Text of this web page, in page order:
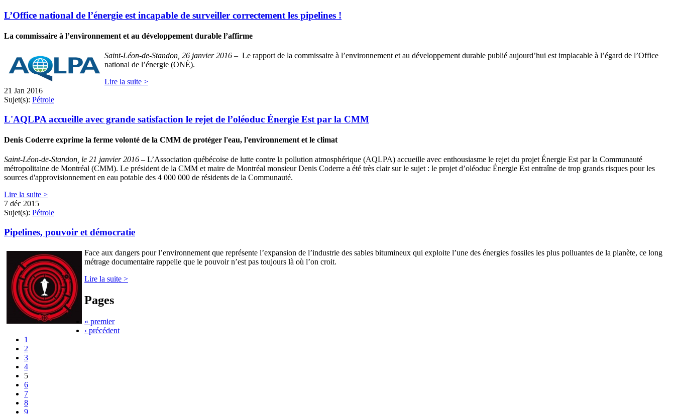
L’Office national de l’énergie est incapable de surveiller correctement les pipelines !
La commissaire à l’environnement et au développement durable l’affirme
Saint-Léon-de-Standon, 26 janvier 2016 – Le rapport de la commissaire à l’environnement et au développement durable publié aujourd’hui est implacable à l’égard de l’Office
national de l’énergie (ONÉ).
Lire la suite >
21 Jan 2016
Sujet(s): Pétrole
L'AQLPA accueille avec grande satisfaction le rejet de l’oléoduc Énergie Est par la CMM
Denis Coderre exprime la ferme volonté de la CMM de protéger l'eau, l'environnement et le climat
Saint-Léon-de-Standon, le 21 janvier 2016 – L’Association québécoise de lutte contre la pollution atmosphérique (AQLPA) accueille avec enthousiasme le rejet du projet Énergie Est par la Communauté
métropolitaine de Montréal (CMM). Le président de la CMM et maire de Montréal monsieur Denis Coderre a été très clair sur le sujet : le projet d’oléoduc Énergie Est entraîne de trop grands risques pour les
sources d'approvisionnement en eau potable des 4 000 000 de résidents de la Communauté.
Lire la suite >
7 déc 2015
Sujet(s): Pétrole
Pipelines, pouvoir et démocratie
Face aux dangers pour l’environnement que représente l’expansion de l’industrie des sables bitumineux qui exploite l’une des énergies fossiles les plus polluantes de la planète, ce long
métrage documentaire rappelle que le pouvoir n’est pas toujours là où l’on croit.
Lire la suite >
Pages
« premier
‹ précédent
1
2
3
4
5
6
7
8
9